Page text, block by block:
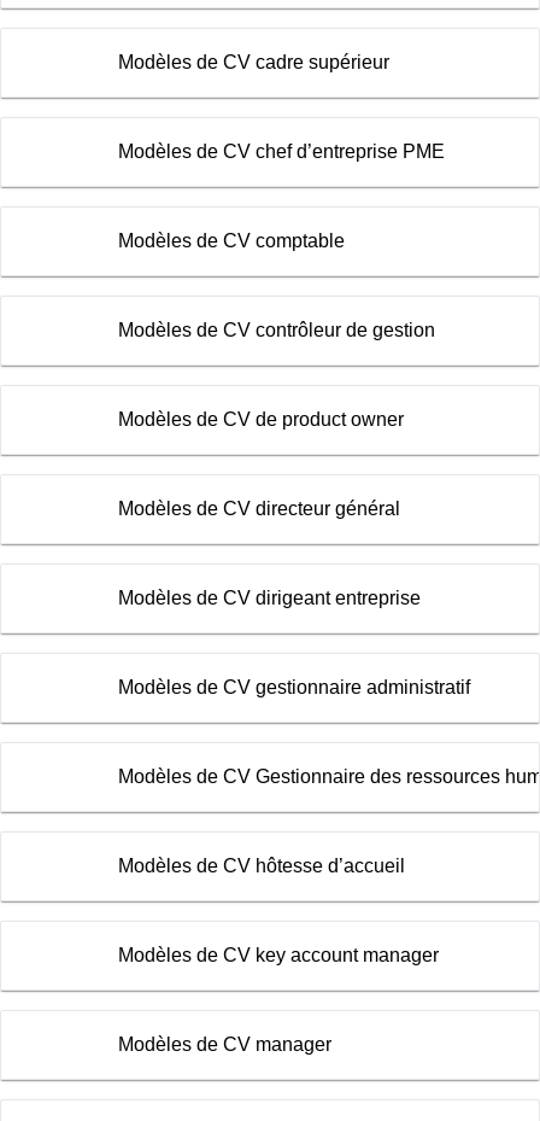
Modèles de CV cadre supérieur
Modèles de CV chef d’entreprise PME
Modèles de CV comptable
Modèles de CV contrôleur de gestion
Modèles de CV de product owner
Modèles de CV directeur général
Modèles de CV dirigeant entreprise
Modèles de CV gestionnaire administratif
Modèles de CV Gestionnaire des ressources
Modèles de CV hôtesse d’accueil
Modèles de CV key account manager
Modèles de CV manager